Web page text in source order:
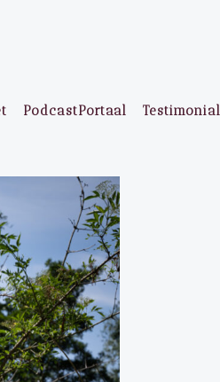
PodcastPortaal